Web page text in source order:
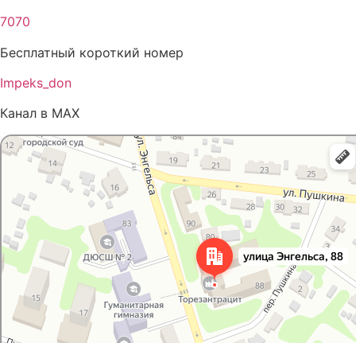
7070
Бесплатный короткий номер
Impeks_don
Канал в MAX
Яндекс Карты
Карта Донецка с улицами и номерами домов — Яндекс Карты